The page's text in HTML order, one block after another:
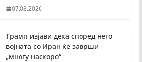
07.08.2026
Трамп изјави дека според него
војната со Иран ќе заврши
„многу наскоро“